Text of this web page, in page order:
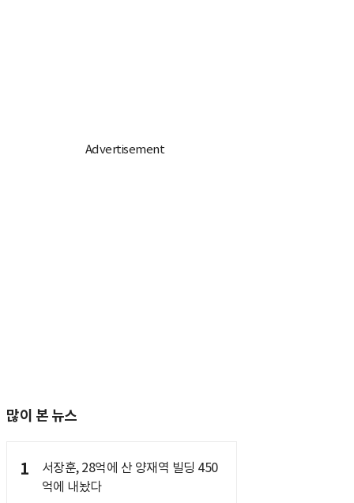
많이 본 뉴스
1
서장훈, 28억에 산 양재역 빌딩 450
억에 내놨다